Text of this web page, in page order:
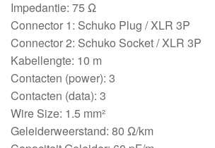
Impedantie: 75 Ω
Connector 1: Schuko Plug / XLR 3P
Connector 2: Schuko Socket / XLR 3P
Kabellengte: 10 m
Contacten (power): 3
Contacten (data): 3
Wire Size: 1.5 mm²
Geleiderweerstand: 80 Ω/km